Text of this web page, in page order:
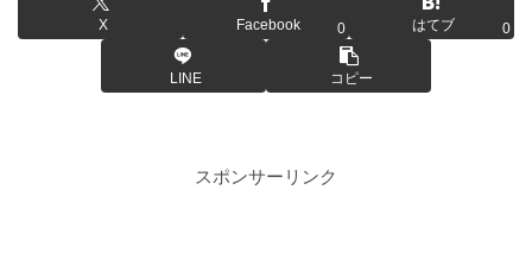
X Facebook 0 はてブ 0
LINE コピー
スポンサーリンク